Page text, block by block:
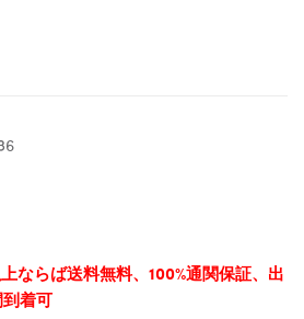
ならば送料無料、100%通関保証、出
着可